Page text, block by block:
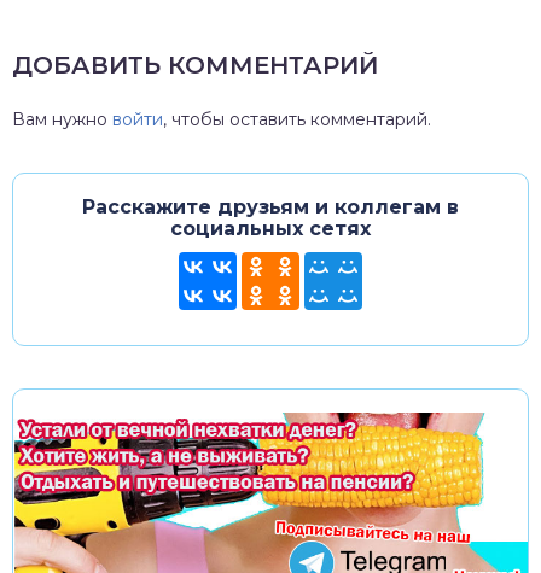
ДОБАВИТЬ КОММЕНТАРИЙ
Вам нужно войти, чтобы оставить комментарий.
Расскажите друзьям и коллегам в
социальных сетях